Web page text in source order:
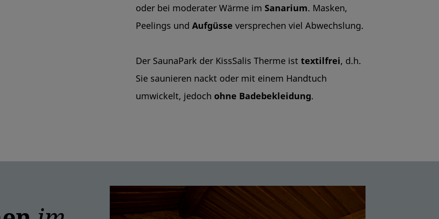
oder bei moderater Wärme im Sanarium. Masken,
Peelings und Aufgüsse versprechen viel Abwechslung.
Der SaunaPark der KissSalis Therme ist textilfrei, d.h.
Sie saunieren nackt oder mit einem Handtuch
umwickelt, jedoch ohne Badebekleidung.